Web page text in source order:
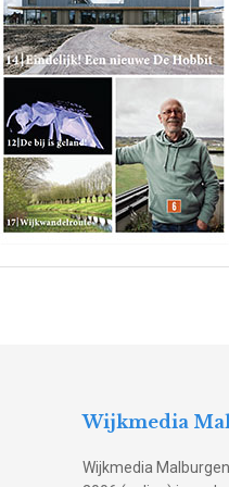
Wijkmedia
Wijkmedia